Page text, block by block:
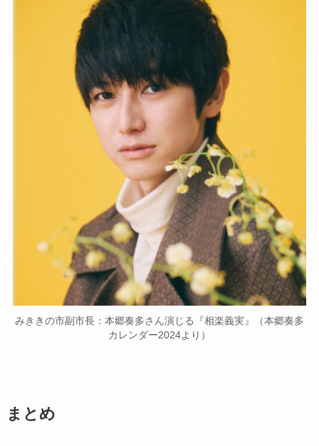
みききの市副市長：本郷奏多さん演じる『相楽義実』（本郷奏多
カレンダー2024より）
まとめ